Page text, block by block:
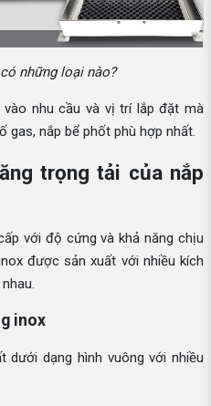
những loại nào?
nhu cầu và vị trí lắp đặt mà
gas, nắp bể phốt phù hợp nhất.
trọng tải của nắp
với độ cứng và khả năng chịu
được sản xuất với nhiều kích
inox
dạng hình vuông với nhiều